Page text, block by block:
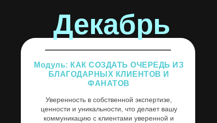
Модуль: КАК СОЗДАТЬ ОЧЕРЕДЬ ИЗ
БЛАГОДАРНЫХ КЛИЕНТОВ И
ФАНАТОВ
Декабрь
Уверенность в собственной экспертизе,
ценности и уникальности, что делает вашу
коммуникацию с клиентами уверенной и